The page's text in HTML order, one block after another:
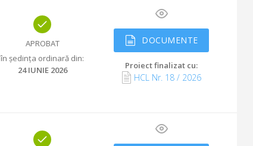
APROBAT
în ședința ordinară din:
24 IUNIE 2026
DOCUMENTE
Proiect finalizat cu:
HCL Nr. 18/ 2026